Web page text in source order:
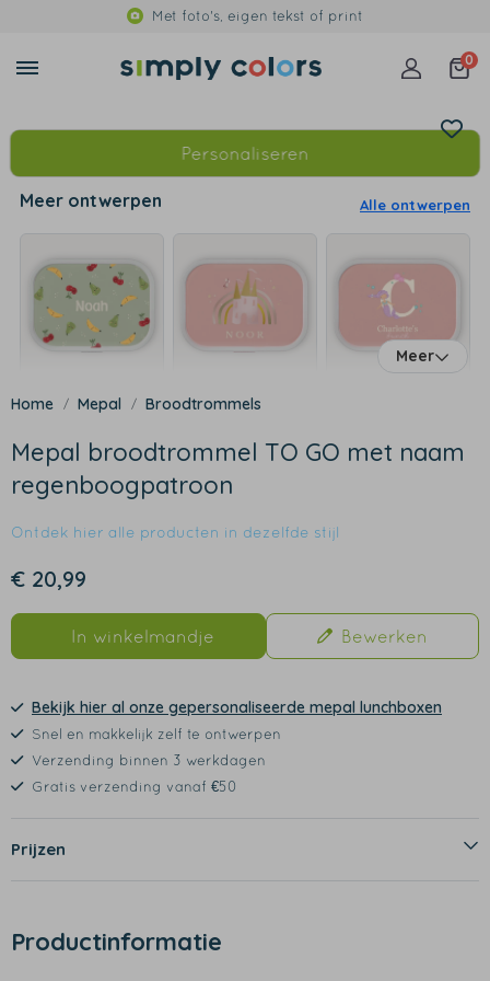
Met foto's, eigen tekst of print
0
Personaliseren
Meer ontwerpen Alle ontwerpen
Meer
Mepal Broodtrommels
Mepal broodtrommel TO GO met naam
regenboogpatroon
Ontdek hier alle producten in dezelfde stijl
€ 20,99
In winkelmandje Bewerken
Bekijk hier al onze gepersonaliseerde mepal lunchboxen
Snel en makkelijk zelf te ontwerpen
Verzending binnen 3 werkdagen
Gratis verzending vanaf €50
Prijzen
Productinformatie